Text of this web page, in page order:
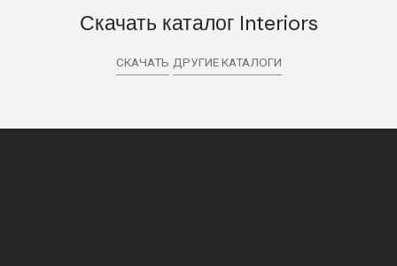
Скачать каталог Interiors
СКАЧАТЬ ДРУГИЕ КАТАЛОГИ